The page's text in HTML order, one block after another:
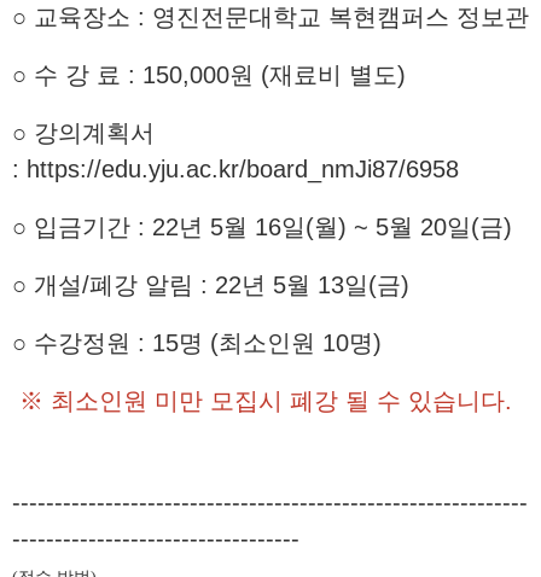
○ 교육장소 : 영진전문대학교 복현캠퍼스 정보관
○ 수 강 료 : 150,000원 (재료비 별도)
○ 강의계획서
: https://edu.yju.ac.kr/board_nmJi87/6958
○ 입금기간 : 22년 5월 16일(월) ~ 5월 20일(금)
○ 개설/폐강 알림 : 22년 5월 13일(금)
○ 수강정원 : 15명 (최소인원 10명)
※ 최소인원 미만 모집시 폐강 될 수 있습니다.
-------------------------------------------------------------
----------------------------------